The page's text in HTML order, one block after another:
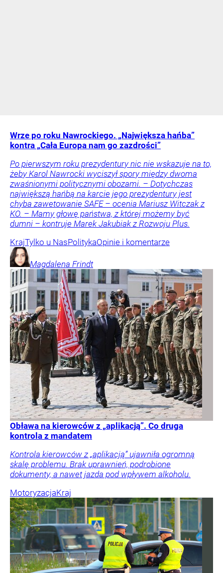
Wrze po roku Nawrockiego. „Największa hańba”
kontra „Cała Europa nam go zazdrości”
Po pierwszym roku prezydentury nic nie wskazuje na to,
żeby Karol Nawrocki wyciszył spory między dwoma
zwaśnionymi politycznymi obozami. – Dotychczas
największą hańbą na karcie jego prezydentury jest
chyba zawetowanie SAFE – ocenia Mariusz Witczak z
KO. – Mamy głowę państwa, z której możemy być
dumni – kontruje Marek Jakubiak z Rozwoju Plus.
KrajTylko u NasPolitykaOpinie i komentarze
Magdalena Frindt
Obława na kierowców z „aplikacją”. Co druga
kontrola z mandatem
Kontrola kierowców z „aplikacją” ujawniła ogromną
skalę problemu. Brak uprawnień, podrobione
dokumenty, a nawet jazda pod wpływem alkoholu.
MotoryzacjaKraj